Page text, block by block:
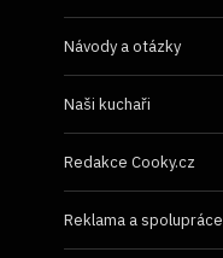
Návody a otázky
Naši kuchaři
Redakce Cooky.cz
Reklama a spolupráce